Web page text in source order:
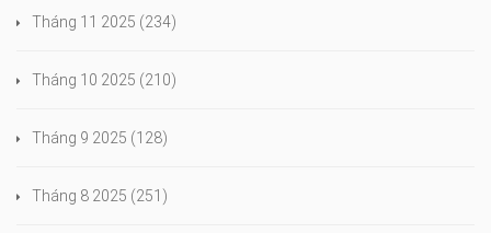
Tháng 11 2025 (234)
Tháng 10 2025 (210)
Tháng 9 2025 (128)
Tháng 8 2025 (251)